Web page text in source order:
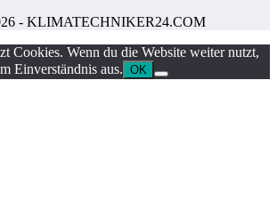
- KLIMATECHNIKER24.COM
Cookies. Wenn du die Website weiter nutzt,
Einverständnis aus. OK